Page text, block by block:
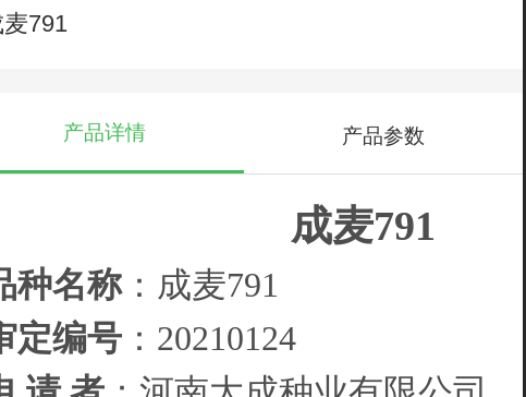
791
产品详情 产品参数
成麦791
种名称：成麦791
定编号 ：20210124